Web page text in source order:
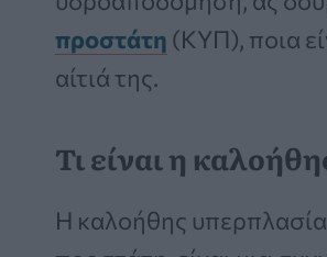
προστάτη (ΚΥΠ), ποια
αίτιά της.
Τι είναι η
Η καλοήθης